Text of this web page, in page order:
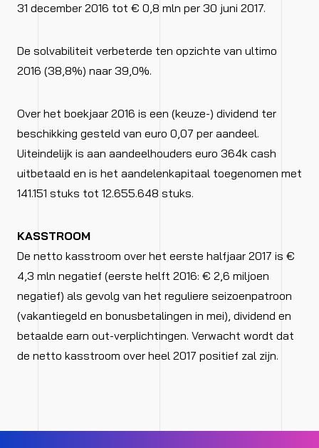
31 december 2016 tot € 0,8 mln per 30 juni 2017.
De solvabiliteit verbeterde ten opzichte van ultimo
2016 (38,8%) naar 39,0%.
Over het boekjaar 2016 is een (keuze-) dividend ter
beschikking gesteld van euro 0,07 per aandeel.
Uiteindelijk is aan aandeelhouders euro 364k cash
uitbetaald en is het aandelenkapitaal toegenomen met
141.151 stuks tot 12.655.648 stuks.
KASSTROOM
De netto kasstroom over het eerste halfjaar 2017 is €
4,3 mln negatief (eerste helft 2016: € 2,6 miljoen
negatief) als gevolg van het reguliere seizoenpatroon
(vakantiegeld en bonusbetalingen in mei), dividend en
betaalde earn out-verplichtingen. Verwacht wordt dat
de netto kasstroom over heel 2017 positief zal zijn.